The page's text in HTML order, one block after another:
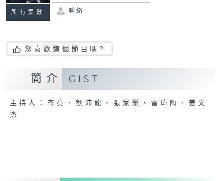
所有集數 聯絡
您喜歡這個節目嗎?
簡介 GIST
主持人：岑亮、劉沛龍、張家樂、雷瑋陶、姜文
杰